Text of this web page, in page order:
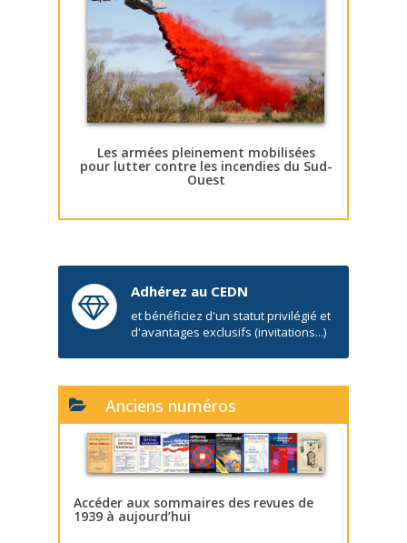
Les armées pleinement mobilisées
pour lutter contre les incendies du Sud-
Ouest
Adhérez au CEDN
et bénéficiez d'un statut privilégié et
d'avantages exclusifs (invitations...)
Anciens numéros
Accéder aux sommaires des revues de
1939 à aujourd’hui